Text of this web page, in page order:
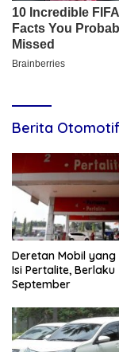
Berita Otomotif
Deretan Mobil
Isi Pertalite, Berlaku
September